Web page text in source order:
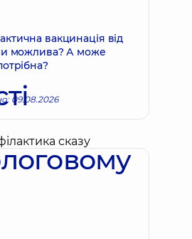
вакцинація від
можлива? А може
09.08.2026